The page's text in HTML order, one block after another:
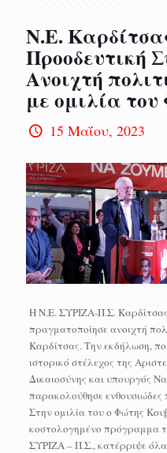
Ν.Ε.
Προοδευτική
Ανοιχτή
με ομιλία
15 Μαΐου, 2023
Η Ν.Ε. ΣΥΡΙΖΑ-Π.Σ.
πραγματοποίησε ανοιχτή
Καρδίτσας. Την εκδήλωση,
ιστορικό στέλεχος της
Δικαιοσύνης και υπουργός
παρακολούθησε
Στην ομιλία του ο Φώτης
κοστολογημένο πρόγραμμα
ΣΥΡΙΖΑ – Π.Σ., κατέρριψε